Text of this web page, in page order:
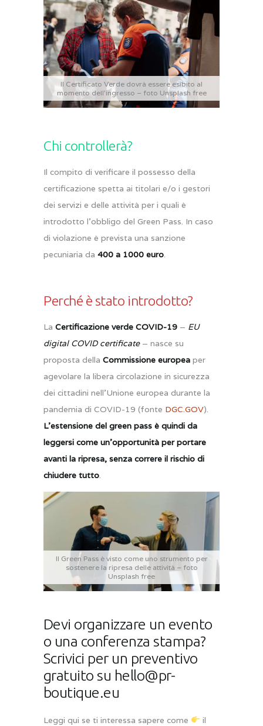
Il Certificato Verde dovrà essere esibito al
momento dell’ingresso – foto Unsplash free
Chi controllerà?
Il compito di verificare il possesso della
certificazione spetta ai titolari e/o i gestori
dei servizi e delle attività per i quali è
introdotto l’obbligo del Green Pass. In caso
di violazione è prevista una sanzione
pecuniaria da 400 a 1000 euro.
Perché è stato introdotto?
La Certificazione verde COVID-19 – EU
digital COVID certificate– nasce su
proposta della Commissione europea per
agevolare la libera circolazione in sicurezza
dei cittadini nell’Unione europea durante la
pandemia di COVID-19 (fonte DGC.GOV).
L’estensione del green pass è quindi da
leggersi come un’opportunità per portare
avanti la ripresa, senza correre il rischio di
chiudere tutto
Il Green Pass è visto come uno strumento per
sostenere la ripresa delle attività – foto
Unsplash free
Devi organizzare un evento
o una conferenza stampa?
Scrivici per un preventivo
gratuito su hello@pr-
boutique.eu
Leggi qui se ti interessa sapere come
il